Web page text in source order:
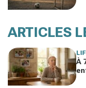
ARTICLES
À